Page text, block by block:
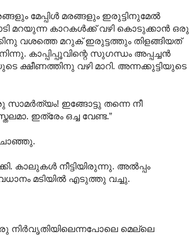
മേപ്പിൾ മരങ്ങളും ഇരുട്ടിനുമേൽ
ഓടി മറയുന്ന കാറകൾക്ക് വഴി കൊടുക്കാൻ ഒരു
വശത്തെ മറുക് ഇരുട്ടത്തും തിളങ്ങിയത്
കാപ്പിപ്പൂവിന്റെ സുഗന്ധം അപ്പച്ചൻ
ക്ഷീണത്തിനു വഴി മാറി. അന്നക്കുട്ടിയുടെ
സാമർത്യം! ഇങ്ങോട്ടു തന്നെ നീ
ഇത്രേം ഒച്ച വേണ്ട.”
ചാഞ്ഞു.
കാലുകൾ നീട്ടിയിരുന്നു. അൽപ്പം
മടിയിൽ എടുത്തു വച്ചു.
നിർവൃതിയിലെന്നപോലെ മെല്ലെ